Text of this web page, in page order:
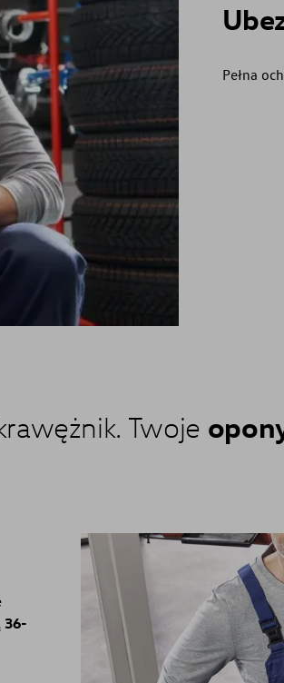
Pełna
Twoje
36-